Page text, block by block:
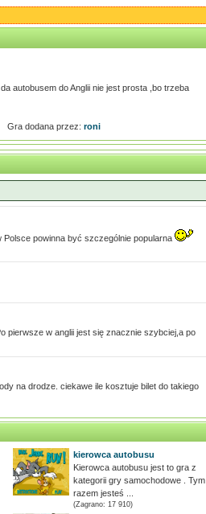
autobusem do Anglii nie jest prosta ,bo trzeba
Gra dodana przez: roni
Polsce powinna być szczególnie popularna
pierwsze w anglii jest się znacznie szybciej,a po
na drodze. ciekawe ile kosztuje bilet do takiego
kierowca autobusu
Kierowca autobusu jest to gra z
kategorii gry samochodowe . Tym
razem jesteś ...
(Zagrano: 17 910)